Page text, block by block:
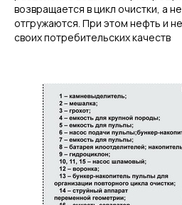
возвращается в цикл очистки, а
отгружаются. При этом нефть и
своих потребительских качеств